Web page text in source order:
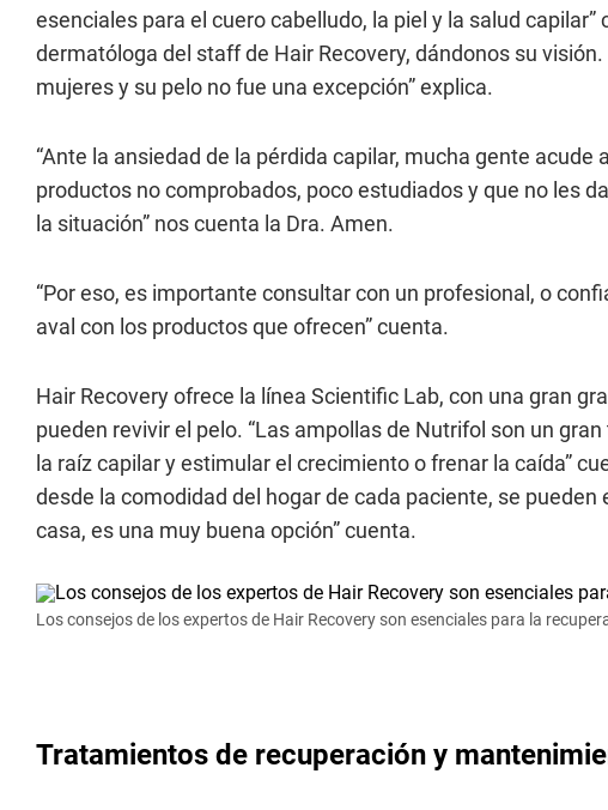
esenciales para el cuero cabelludo, la piel y la salud
dermatóloga del staff de Hair Recovery, dándonos su
mujeres y su pelo no fue una excepción” explica.
“Ante la ansiedad de la pérdida capilar, mucha gente
productos no comprobados, poco estudiados y que no les
la situación” nos cuenta la Dra. Amen.
“Por eso, es importante consultar con un profesional, o
aval con los productos que ofrecen” cuenta.
Hair Recovery ofrece la línea Scientific Lab, con una gran
pueden revivir el pelo. “Las ampollas de Nutrifol son un
la raíz capilar y estimular el crecimiento o frenar la caída”
desde la comodidad del hogar de cada paciente, se
casa, es una muy buena opción” cuenta.
Los consejos de los expertos de Hair Recovery son esenciales para la
Tratamientos de recuperación y